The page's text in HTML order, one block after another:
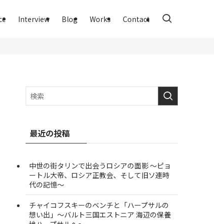
Interview Blog Works Contact
最近の投稿
中世の街タリンで出会うロシアの面影 ～ピョ
ートル大帝、ロシア正教会、そして旧ソ連時
代の記憶～
チャイコフスキーのベンチと「ハープサルの
想い出」～バルト三国エストニア 海辺の保養